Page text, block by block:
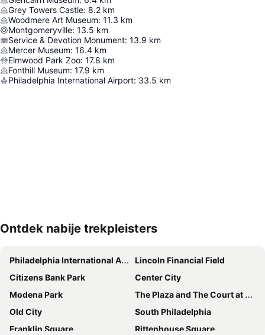
Grey Towers Castle: 8.2 km
Woodmere Art Museum: 11.3 km
Montgomeryville: 13.5 km
Service & Devotion Monument: 13.9 km
Mercer Museum: 16.4 km
Elmwood Park Zoo: 17.8 km
Fonthill Museum: 17.9 km
Philadelphia International Airport: 33.5 km
Kaart uitvouwen
Ontdek nabije trekpleisters
Philadelphia International Airport
Lincoln Financial Field
Citizens Bank Park
Center City
Modena Park
The Plaza and The Court at King of Prussia Mall
Old City
South Philadelphia
Franklin Square
Rittenhouse Square